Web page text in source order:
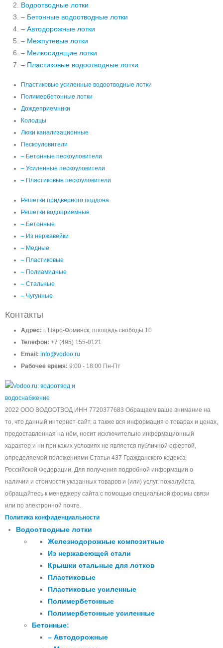
Водоотводные лотки
– Бетонные водоотводные лотки
– Автодорожные лотки
– Межпутевые лотки
– Мелкосидящие лотки
– Пластиковые водоотводные лотки
Пластиковые усиленные водоотводные лотки
Полимербетонные лотки
Дождеприемники
Колодцы
Люки канализационные
Пескоуловители
– Бетонные пескоуловители
– Усиленные пескоуловители
– Пластиковые пескоуловители
Решетки придверного поддона
Решетки водоприемные
– Бетонные
– Из нержавейки
– Медные
– Пластиковые
– Полиамидные
– Стальные
– Чугунные
Контакты
Адрес: г. Наро-Фоминск, площадь свободы 10
Телефон: +7 (495) 155-0121
Email: info@vodoo.ru
Рабочее время: 9:00 - 18:00 Пн-Пт
2022 ООО ВОДООТВОД ИНН 7720377683 Обращаем ваше внимание на
то, что данный интернет-сайт, а также вся информация о товарах и ценах,
предоставленная на нём, носит исключительно информационный
характер и ни при каких условиях не является публичной офертой,
определяемой положениями Статьи 437 Гражданского кодекса
Российской Федерации. Для получения подробной информации о
наличии и стоимости указанных товаров и (или) услуг, пожалуйста,
обращайтесь к менеджеру сайта с помощью специальной формы связи
или по электронной почте.
Политика конфиденциальности
Водоотводные лотки
Железнодорожные композитные
Из нержавеющей стали
Крышки стальные для лотков
Пластиковые
Пластиковые усиленные
Полимербетонные
Полимербетонные усиленные
Бетонные:
– Автодорожные